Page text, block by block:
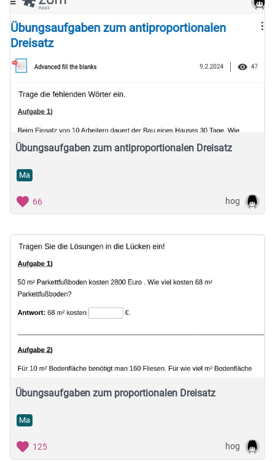
Übungsaufgaben zum antiproportionalen Dreisatz
Ma
66 hog
Übungsaufgaben zum proportionalen Dreisatz
Ma
125 hog